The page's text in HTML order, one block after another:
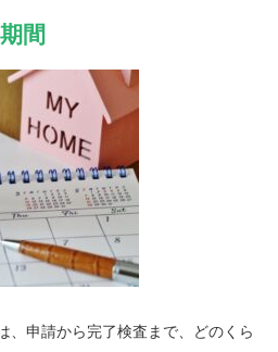
間
、申請から完了検査まで、どのくら